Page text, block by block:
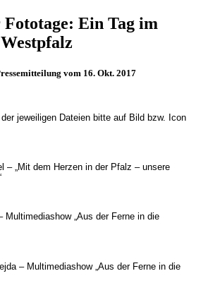
Fototage: Ein Tag im
vom 16. Okt. 2017
jeweiligen Dateien bitte auf Bild bzw. Icon
– „Mit dem Herzen in der Pfalz – unsere
Multimediashow „Aus der Ferne in die
– Multimediashow „Aus der Ferne in die